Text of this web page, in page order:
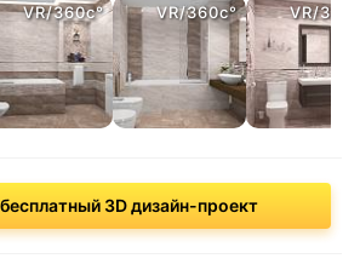
VR/360c° VR/360c° VR/
3D дизайн-проект